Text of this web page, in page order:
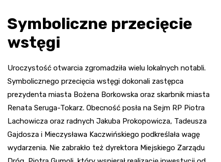
Symboliczne przecięcie
wstęgi
Uroczystość otwarcia zgromadziła wielu lokalnych notabli.
Symbolicznego przecięcia wstęgi dokonali zastępca
prezydenta miasta Bożena Borkowska oraz skarbnik miasta
Renata Seruga-Tokarz. Obecność posła na Sejm RP Piotra
Lachowicza oraz radnych Jakuba Prokopowicza, Tadeusza
Gajdosza i Mieczysława Kaczwińskiego podkreślała wagę
wydarzenia. Nie zabrakło też dyrektora Miejskiego Zarządu